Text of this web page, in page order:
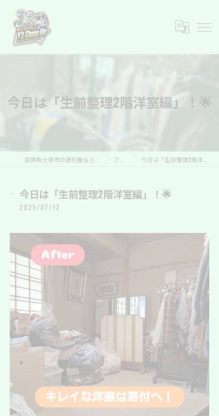
今日は「生前整理2階洋室編」！🌟
ブログ 今日は「生前整理2階洋室編」！🌟
今日は「生前整理2階洋室編」！🌟
2025/07/13